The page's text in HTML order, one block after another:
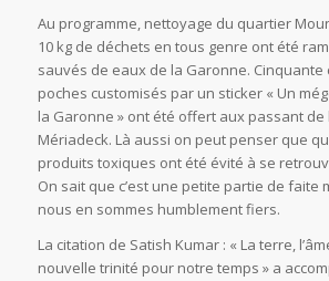
Au programme, nettoyage du quartier
10 kg de déchets en tous genre ont été
sauvés de eaux de la Garonne. Cinquante
poches customisés par un sticker « Un
la Garonne » ont été offert aux passant de
Mériadeck. Là aussi on peut penser que
produits toxiques ont été évité à se
On sait que c’est une petite partie de faite
nous en sommes humblement fiers.
La citation de Satish Kumar : « La terre,
nouvelle trinité pour notre temps » a